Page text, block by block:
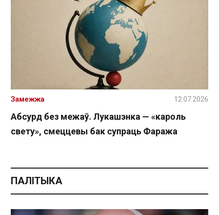
Абсурд без межаў. Лукашэнка — «кароль
свету», смеццевы бак супраць Фаража
Замежжа 12.07.2026
ПАЛІТЫКА